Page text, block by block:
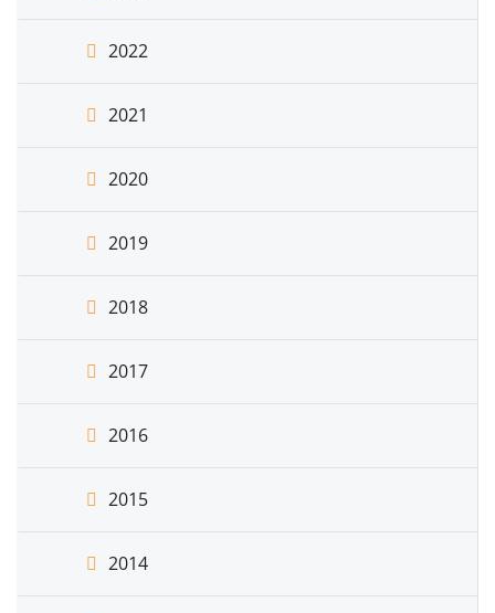
2022
2021
2020
2019
2018
2017
2016
2015
2014